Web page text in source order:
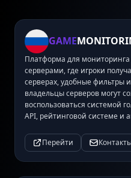
GAME
Платформа для
серверами, где игроки
серверах, удобные фильтры
владельцы серверов могут
воспользоваться системой
API, рейтинговой системе и
Перейти